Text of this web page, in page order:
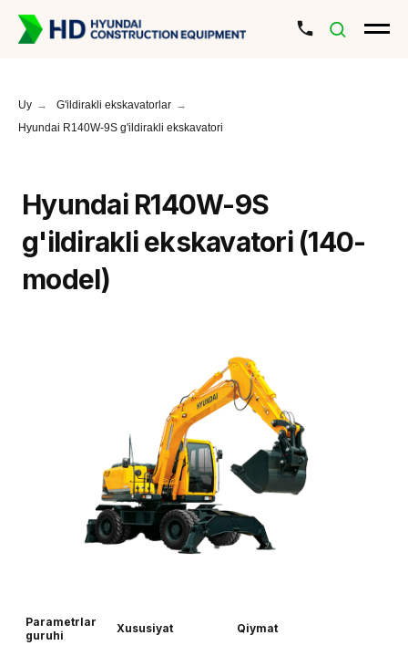
Uy → G'ildirakli ekskavatorlar →
Hyundai R140W-9S g'ildirakli ekskavatori
Hyundai R140W-9S
g'ildirakli ekskavatori (140-
model)
Parametrlar
guruhi
Xususiyat Qiymat